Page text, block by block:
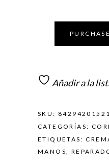
PURCHASE
Añadir a la
SKU:
CATEGORÍAS:
ETIQUETAS:
MANOS,